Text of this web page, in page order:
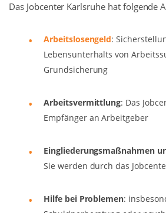
Das Jobcenter Karlsruhe hat folgende
Arbeitslosengeld:
Lebensunterhalts von
Grundsicherung
Arbeitsvermittlung: Das
Empfänger an Arbeitgeber
Eingliederungsmaßnahmen
Sie werden durch das
Hilfe bei Problemen: